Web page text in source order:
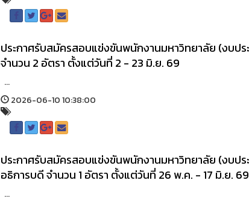
ประกาศรับสมัครสอบแข่งขันพนักงานมหาวิทยาลัย (งบป
จำนวน 2 อัตรา ตั้งแต่วันที่ 2 - 23 มิ.ย. 69
...
2026-06-10 10:38:00
ประกาศรับสมัครสอบแข่งขันพนักงานมหาวิทยาลัย (งบ
อธิการบดี จำนวน 1 อัตรา ตั้งแต่วันที่ 26 พ.ค. - 17 มิ.ย. 69
...